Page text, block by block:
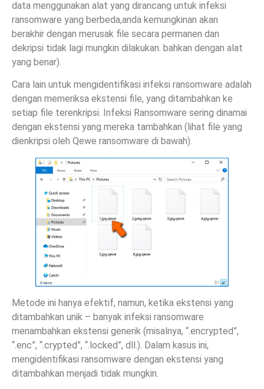
data menggunakan alat yang dirancang untuk infeksi
ransomware yang berbeda,anda kemungkinan akan
berakhir dengan merusak file secara permanen dan
dekripsi tidak lagi mungkin dilakukan. bahkan dengan alat
yang benar).
Cara lain untuk mengidentifikasi infeksi ransomware adalah
dengan memeriksa ekstensi file, yang ditambahkan ke
setiap file terenkripsi. Infeksi Ransomware sering dinamai
dengan ekstensi yang mereka tambahkan (lihat file yang
dienkripsi oleh Qewe ransomware di bawah).
Metode ini hanya efektif, namun, ketika ekstensi yang
ditambahkan unik – banyak infeksi ransomware
menambahkan ekstensi generik (misalnya, “.encrypted”,
“.enc”, “.crypted”, “.locked”, dll.). Dalam kasus ini,
mengidentifikasi ransomware dengan ekstensi yang
ditambahkan menjadi tidak mungkin.